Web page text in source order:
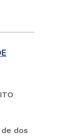
dos